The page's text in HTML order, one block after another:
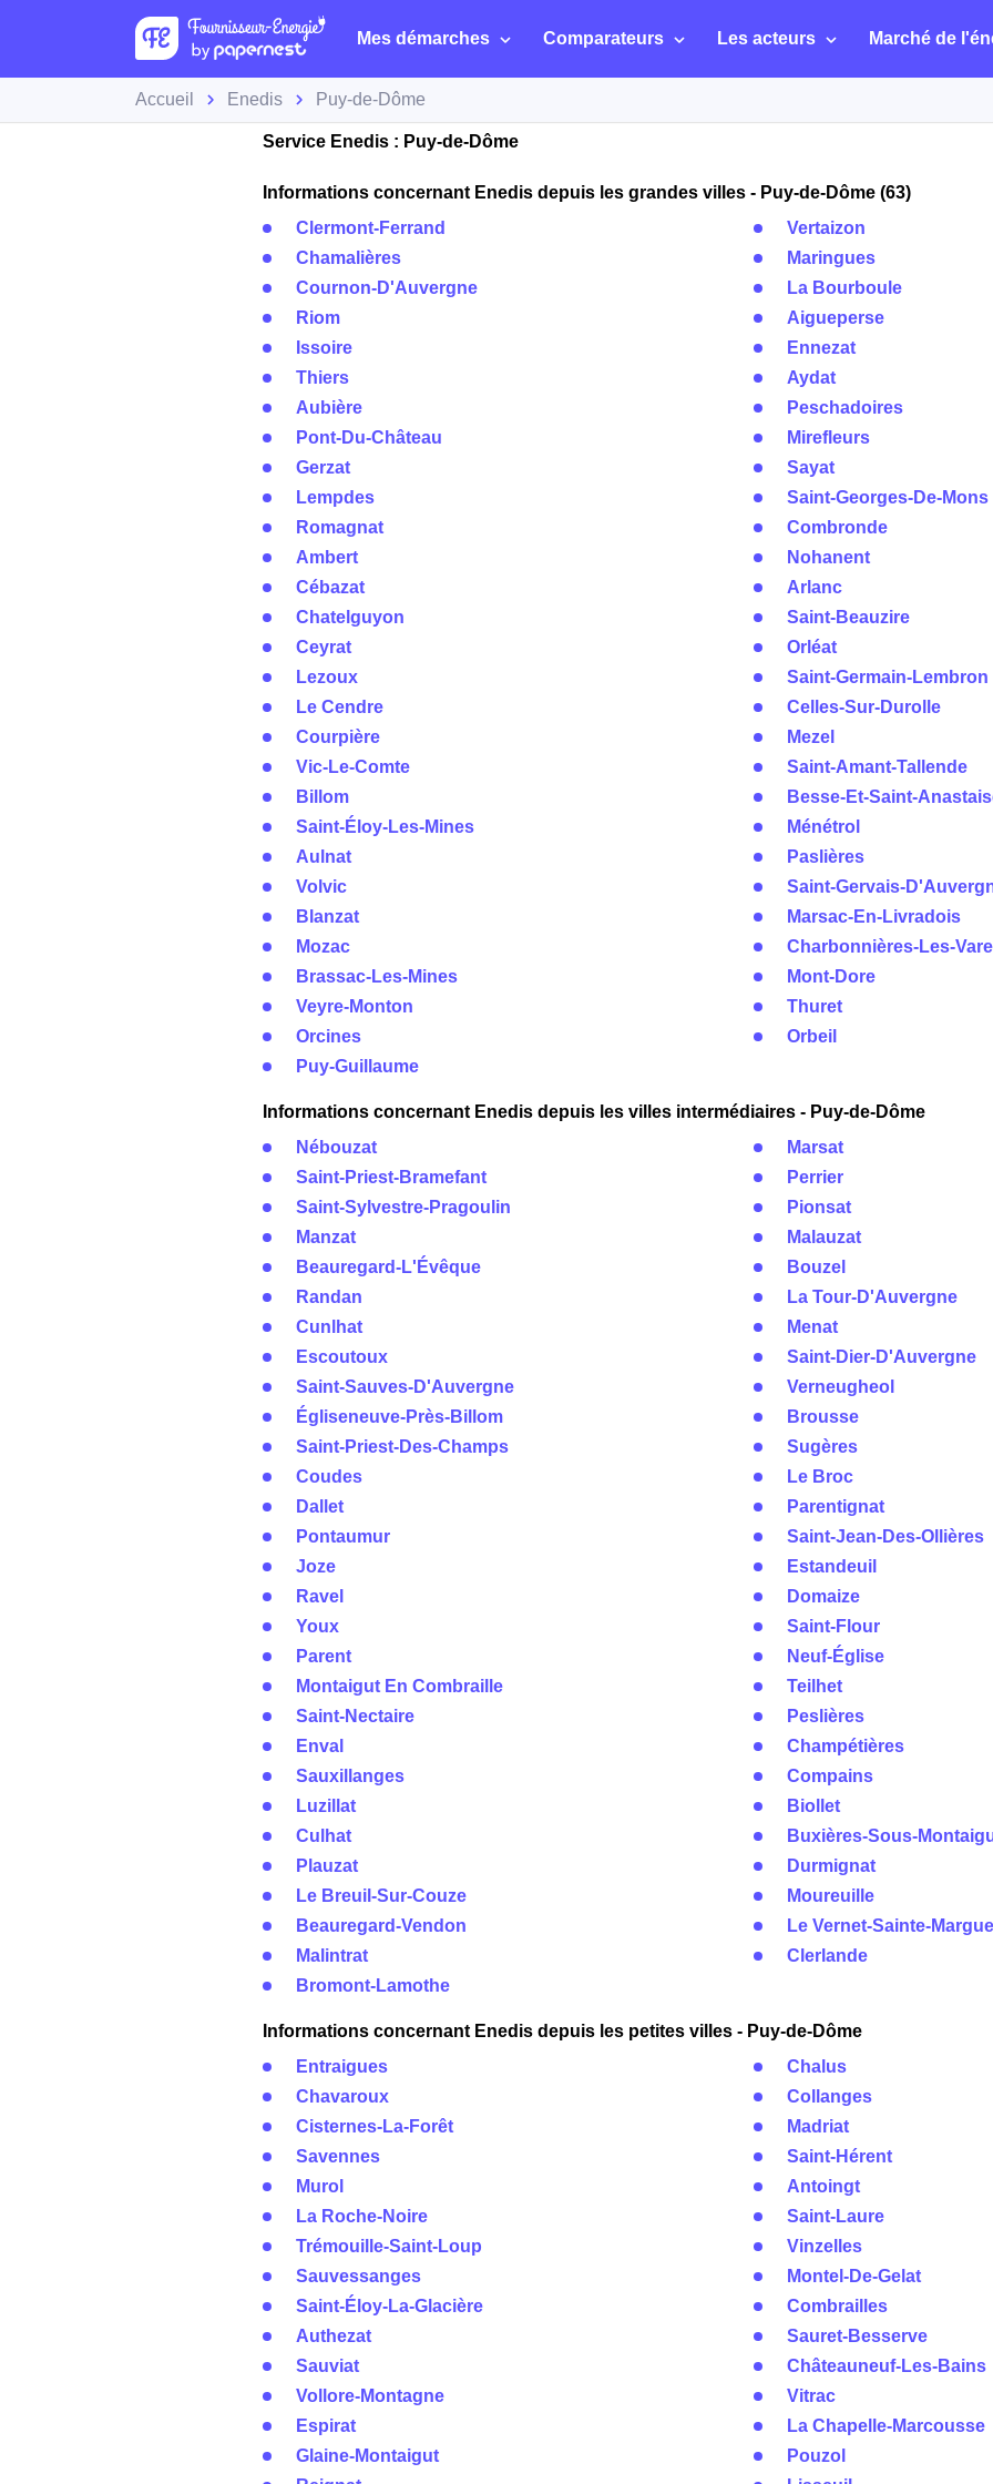
Mes démarches Comparateurs Les acteurs Marché de
Accueil Enedis Puy-de-Dôme
Service Enedis : Puy-de-Dôme
Informations concernant Enedis depuis les grandes villes - Puy-de-Dôme (63)
Clermont-Ferrand
Chamalières
Cournon-D'Auvergne
Riom
Issoire
Thiers
Aubière
Pont-Du-Château
Gerzat
Lempdes
Romagnat
Ambert
Cébazat
Chatelguyon
Ceyrat
Lezoux
Le Cendre
Courpière
Vic-Le-Comte
Billom
Saint-Éloy-Les-Mines
Aulnat
Volvic
Blanzat
Mozac
Brassac-Les-Mines
Veyre-Monton
Orcines
Puy-Guillaume
Vertaizon
Maringues
La Bourboule
Aigueperse
Ennezat
Aydat
Peschadoires
Mirefleurs
Sayat
Saint-Georges-De-Mons
Combronde
Nohanent
Arlanc
Saint-Beauzire
Orléat
Saint-Germain-Lembron
Celles-Sur-Durolle
Mezel
Saint-Amant-Tallende
Besse-Et-Saint-
Ménétrol
Paslières
Saint-Gervais-
Marsac-En-Livradois
Charbonnières-Les-
Mont-Dore
Thuret
Orbeil
Informations concernant Enedis depuis les villes intermédiaires - Puy-de-Dôme
Nébouzat
Saint-Priest-Bramefant
Saint-Sylvestre-Pragoulin
Manzat
Beauregard-L'Évêque
Randan
Cunlhat
Escoutoux
Saint-Sauves-D'Auvergne
Égliseneuve-Près-Billom
Saint-Priest-Des-Champs
Coudes
Dallet
Pontaumur
Joze
Ravel
Youx
Parent
Montaigut En Combraille
Saint-Nectaire
Enval
Sauxillanges
Luzillat
Culhat
Plauzat
Le Breuil-Sur-Couze
Beauregard-Vendon
Malintrat
Bromont-Lamothe
Marsat
Perrier
Pionsat
Malauzat
Bouzel
La Tour-D'Auvergne
Menat
Saint-Dier-D'Auvergne
Verneugheol
Brousse
Sugères
Le Broc
Parentignat
Saint-Jean-Des-Ollières
Estandeuil
Domaize
Saint-Flour
Neuf-Église
Teilhet
Peslières
Champétières
Compains
Biollet
Buxières-Sous-
Durmignat
Moureuille
Le Vernet-Sainte-
Clerlande
Informations concernant Enedis depuis les petites villes - Puy-de-Dôme
Entraigues
Chavaroux
Cisternes-La-Forêt
Savennes
Murol
La Roche-Noire
Trémouille-Saint-Loup
Sauvessanges
Saint-Éloy-La-Glacière
Authezat
Sauviat
Vollore-Montagne
Espirat
Glaine-Montaigut
Chalus
Collanges
Madriat
Saint-Hérent
Antoingt
Saint-Laure
Vinzelles
Montel-De-Gelat
Combrailles
Sauret-Besserve
Châteauneuf-Les-Bains
Vitrac
La Chapelle-Marcousse
Pouzol